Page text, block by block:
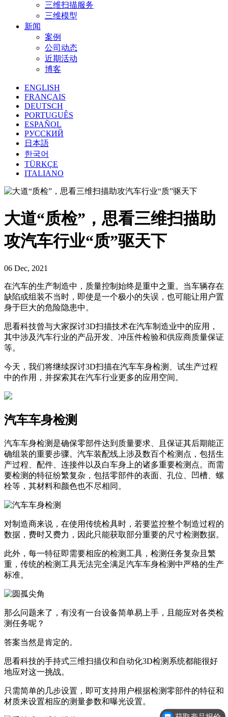
三维扫描服务
三维模型
新闻
案例
公司动态
近期活动
博客
ENGLISH
FRANÇAIS
DEUTSCH
PORTUGUÊS
ESPAÑOL
РУССКИЙ
日本語
한국어
TÜRKÇE
ITALIANO
大道“质检”，思看三维扫描助
攻汽车行业“质”驱天下
06 Dec, 2021
在汽车的生产制造中，质量控制始终是重中之重。当车辆存在
缺陷或组装不当时，即使是一个极小的失误，也可能让用户置
身于巨大的危险隐患中。
思看科技曾与大家探讨3D扫描技术在汽车制造业中的应用，
其中涉及汽车行业的产品开发、冲压件检验和供应商质量保证
等。
今天，我们将继续探讨3D扫描在汽车车身检测、试生产过程
中的作用，并探索其在汽车行业更多的应用空间。
汽车车身检测
汽车车身检测是确保零部件达到质量要求、且保证其后期能正
确组装的重要步骤。汽车装配线上涉及数百个检测点，包括生
产过程、配件、连接件以及白车身上的诸多重要检测点。而需
要检测的特征纷繁复杂，包括零部件的表面、孔位、凹槽、螺
栓等，其材料和颜色也不尽相同。
对制造商来说，在使用传统检具时，若要监控整个制造过程的
数据，费时又费力，因此只能获取部分重要的尺寸检测数据。
此外，每一特征即需要相应的检测工具，检测任务复杂且繁
重，传统的检测工具无法完全满足汽车车身检测中严格的生产
标准。
那么问题来了，有没有一台设备简单易上手，且能应对各类检
测任务呢？
答案当然是肯定的。
思看科技的手持式三维扫描仪和自动化3D检测系统都能很好
地应对这一挑战。
只需简单的几步设置，即可支持用户根据检测零部件的特征和
材质来设置相应的测量参数和曝光设置。